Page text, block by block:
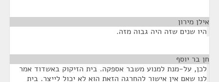
אילן מירון
היו שנים שזה היה גבוה מזה.
חן בר יוסף
לכן, על-מנת למנוע משבר אספקה. בית הזיקוק באשדוד אמר
לנו שאם אין אישור להחרגה הזאת הוא לא יכול לייצר. בית